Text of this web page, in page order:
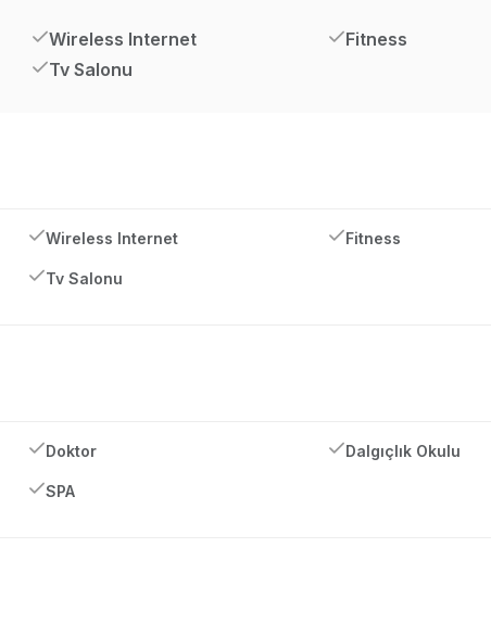
Wireless Internet Fitness
Tv Salonu
Wireless Internet Fitness
Tv Salonu
Doktor Dalgıçlık Okulu
SPA